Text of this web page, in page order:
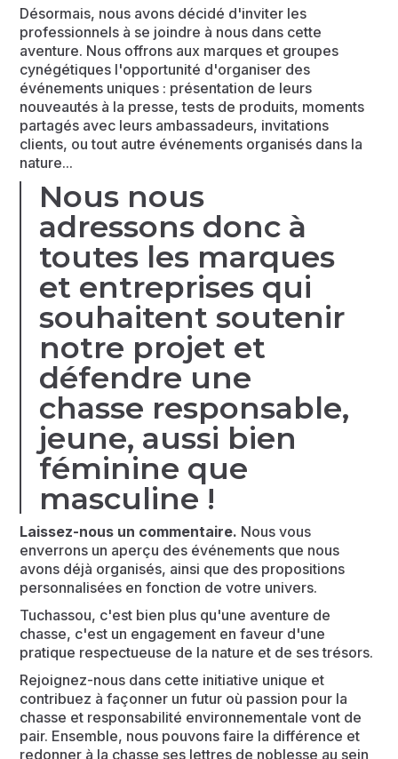
Désormais, nous avons décidé d'inviter les
professionnels à se joindre à nous dans cette
aventure. Nous offrons aux marques et groupes
cynégétiques l'opportunité d'organiser des
événements uniques : présentation de leurs
nouveautés à la presse, tests de produits, moments
partagés avec leurs ambassadeurs, invitations
clients, ou tout autre événements organisés dans la
nature...
Nous nous
adressons donc à
toutes les marques
et entreprises qui
souhaitent soutenir
notre projet et
défendre une
chasse responsable,
jeune, aussi bien
féminine que
masculine !
Laissez-nous un commentaire. Nous vous
enverrons un aperçu des événements que nous
avons déjà organisés, ainsi que des propositions
personnalisées en fonction de votre univers.
Tuchassou, c'est bien plus qu'une aventure de
chasse, c'est un engagement en faveur d'une
pratique respectueuse de la nature et de ses trésors.
Rejoignez-nous dans cette initiative unique et
contribuez à façonner un futur où passion pour la
chasse et responsabilité environnementale vont de
pair. Ensemble, nous pouvons faire la différence et
redonner à la chasse ses lettres de noblesse au sein